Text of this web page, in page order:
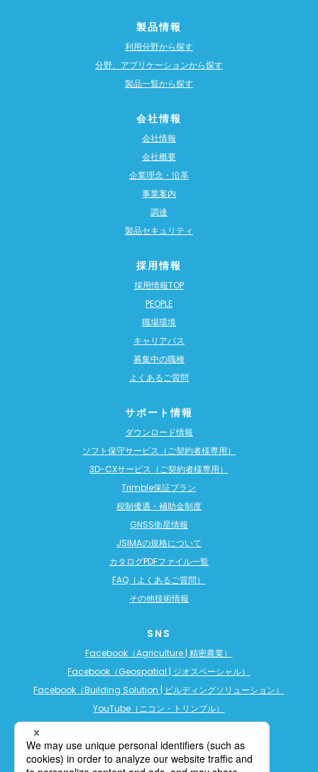
製品情報
利用分野から探す
分野、アプリケーションから探す
製品一覧から探す
会社情報
会社情報
会社概要
企業理念・沿革
事業案内
調達
製品セキュリティ
採用情報
採用情報TOP
PEOPLE
職場環境
キャリアパス
募集中の職種
よくあるご質問
サポート情報
ダウンロード情報
ソフト保守サービス（ご契約者様専用）
3D-CXサービス（ご契約者様専用）
Trimble保証プラン
税制優遇・補助金制度
GNSS衛星情報
JSIMAの規格について
カタログPDFファイル一覧
FAQ（よくあるご質問）
その他技術情報
SNS
Facebook（Agriculture | 精密農業）
Facebook（Geospatial | ジオスペーシャル）
Facebook（Building Solution | ビルディングソリューション）
YouTube（ニコン・トリンブル）
YouTube（ビルディングソリューション）
LINE公式アカウント（精密農業）